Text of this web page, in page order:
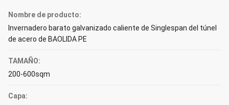
Nombre de producto:
Invernadero barato galvanizado caliente de Singlespan del túnel
de acero de BAOLIDA PE
TAMAÑO:
200-600sqm
Capa: